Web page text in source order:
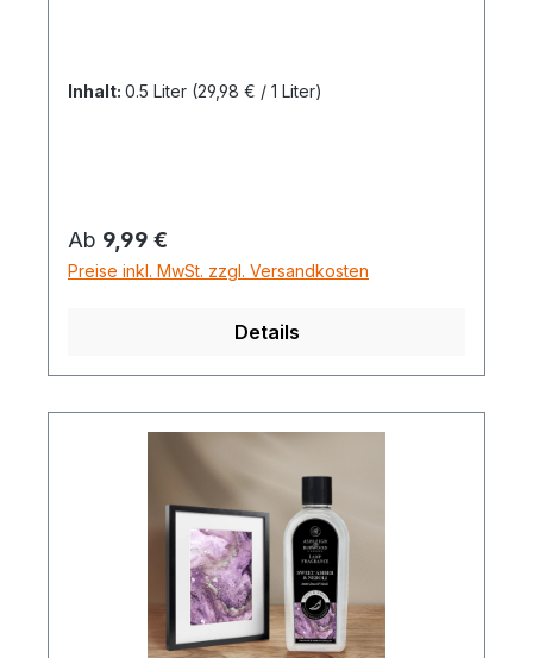
Inhalt: 0.5 Liter (29,98 € / 1 Liter)
Regulärer Preis:
Ab 9,99 €
Preise inkl. MwSt. zzgl. Versandkosten
Details